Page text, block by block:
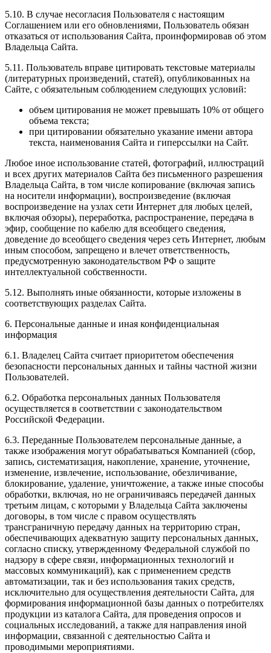
5.10. В случае несогласия Пользователя с настоящим
Соглашением или его обновлениями, Пользователь обязан
отказаться от использования Сайта, проинформировав об этом
Владельца Сайта.
5.11. Пользователь вправе цитировать текстовые материалы
(литературных произведений, статей), опубликованных на
Сайте, с обязательным соблюдением следующих условий:
объем цитирования не может превышать 10% от общего
объема текста;
при цитировании обязательно указание имени автора
текста, наименования Сайта и гиперссылки на Сайт.
Любое иное использование статей, фотографий, иллюстраций
и всех других материалов Сайта без письменного разрешения
Владельца Сайта, в том числе копирование (включая запись
на носители информации), воспроизведение (включая
воспроизведение на узлах сети Интернет для любых целей,
включая обзоры), переработка, распространение, передача в
эфир, сообщение по кабелю для всеобщего сведения,
доведение до всеобщего сведения через сеть Интернет, любым
иным способом, запрещено и влечет ответственность,
предусмотренную законодательством РФ о защите
интеллектуальной собственности.
5.12. Выполнять иные обязанности, которые изложены в
соответствующих разделах Сайта.
6. Персональные данные и иная конфиденциальная
информация
6.1. Владелец Сайта считает приоритетом обеспечения
безопасности персональных данных и тайны частной жизни
Пользователей.
6.2. Обработка персональных данных Пользователя
осуществляется в соответствии с законодательством
Российской Федерации.
6.3. Переданные Пользователем персональные данные, а
также изображения могут обрабатываться Компанией (сбор,
запись, систематизация, накопление, хранение, уточнение,
изменение, извлечение, использование, обезличивание,
блокирование, удаление, уничтожение, а также иные способы
обработки, включая, но не ограничиваясь передачей данных
третьим лицам, с которыми у Владельца Сайта заключены
договоры, в том числе с правом осуществлять
трансграничную передачу данных на территорию стран,
обеспечивающих адекватную защиту персональных данных,
согласно списку, утвержденному Федеральной службой по
надзору в сфере связи, информационных технологий и
массовых коммуникаций), как с применением средств
автоматизации, так и без использования таких средств,
исключительно для осуществления деятельности Сайта, для
формирования информационной базы данных о потребителях
продукции из каталога Сайта, для проведения опросов и
социальных исследований, а также для направления иной
информации, связанной с деятельностью Сайта и
проводимыми мероприятиями.